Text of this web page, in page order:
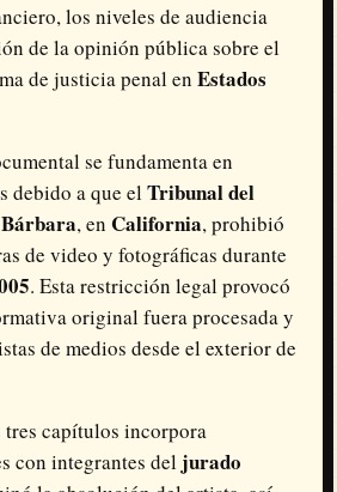
los niveles de audiencia
de la opinión pública sobre el
de justicia penal en Estados
se fundamenta en
debido a que el Tribunal del
, en California, prohibió
de video y fotográficas durante
. Esta restricción legal provocó
original fuera procesada y
de medios desde el exterior de
capítulos incorpora
con integrantes del jurado